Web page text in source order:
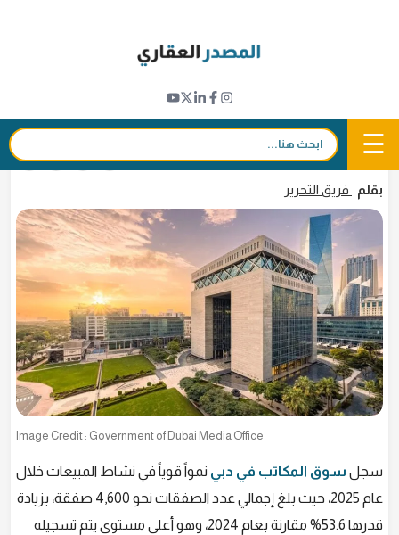
☰ بحث:
مستوى منذ 2014
1 مارس 2026 - 16:12 f
𝕏
in
بقلم فريق التحرير
Image Credit : Government of Dubai Media Office
سجل سوق المكاتب في دبي نمواً قوياً في نشاط المبيعات خلال
عام 2025، حيث بلغ إجمالي عدد الصفقات نحو 4,600 صفقة، بزيادة
قدرها 53.6% مقارنة بعام 2024، وهو أعلى مستوى يتم تسجيله